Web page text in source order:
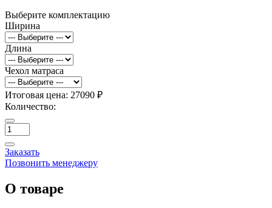
Выберите комплектацию
Ширина
Длина
Чехол матраса
Итоговая цена: 27090 ₽
Количество:
Заказать
Позвонить менеджеру
О товаре